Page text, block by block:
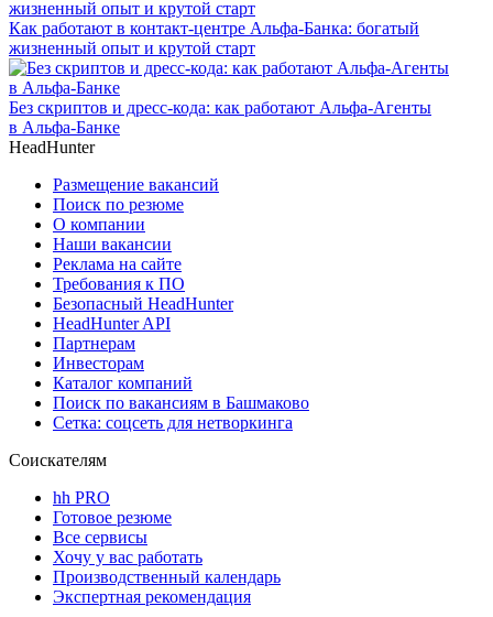
Как работают в контакт-центре Альфа-Банка: богатый
жизненный опыт и крутой старт
Без скриптов и дресс-кода: как работают Альфа-Агенты
в Альфа-Банке
HeadHunter
Размещение вакансий
Поиск по резюме
О компании
Наши вакансии
Реклама на сайте
Требования к ПО
Безопасный HeadHunter
HeadHunter API
Партнерам
Инвесторам
Каталог компаний
Поиск по вакансиям в Башмаково
Сетка: соцсеть для нетворкинга
Соискателям
hh PRO
Готовое резюме
Все сервисы
Хочу у вас работать
Производственный календарь
Экспертная рекомендация